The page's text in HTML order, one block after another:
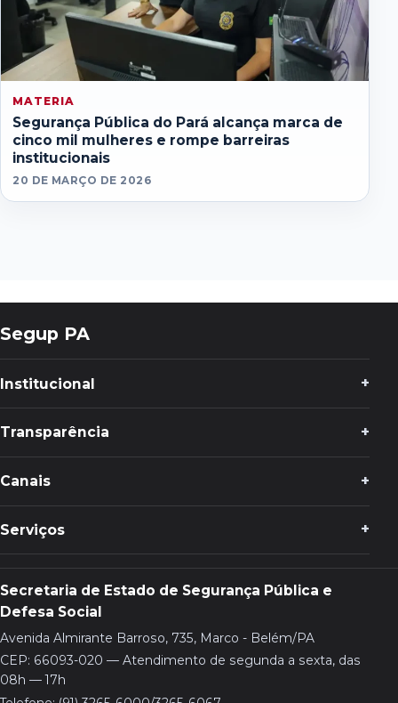
MATERIA
Segurança Pública do Pará alcança marca de
cinco mil mulheres e rompe barreiras
institucionais
20 DE MARÇO DE 2026
Segup PA
Institucional
Transparência
Canais
Serviços
Secretaria de Estado de Segurança Pública e
Defesa Social
Avenida Almirante Barroso, 735, Marco - Belém/PA
CEP: 66093-020 — Atendimento de segunda a sexta, das
08h — 17h